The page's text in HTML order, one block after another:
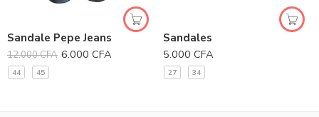
Sandale Pepe Jeans
12.000CFA 6.000 CFA
44 45
Sandales
5.000 CFA
27 34